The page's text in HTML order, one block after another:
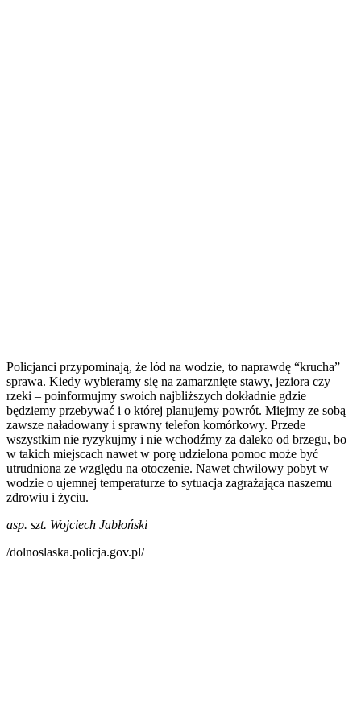
Policjanci przypominają, że lód na wodzie, to naprawdę “krucha”
sprawa. Kiedy wybieramy się na zamarznięte stawy, jeziora czy
rzeki – poinformujmy swoich najbliższych dokładnie gdzie
będziemy przebywać i o której planujemy powrót. Miejmy ze sobą
zawsze naładowany i sprawny telefon komórkowy. Przede
wszystkim nie ryzykujmy i nie wchodźmy za daleko od brzegu, bo
w takich miejscach nawet w porę udzielona pomoc może być
utrudniona ze względu na otoczenie. Nawet chwilowy pobyt w
wodzie o ujemnej temperaturze to sytuacja zagrażająca naszemu
zdrowiu i życiu.
asp. szt. Wojciech Jabłoński
/dolnoslaska.policja.gov.pl/